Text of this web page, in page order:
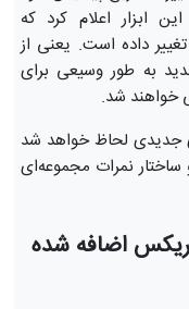
سال 2020 بود که این ابزار اعلام کرد که
PageSpeed/Yslow را به Lighthouse تغییر داده است. یعنی از
به طور وسیعی برای
خواهند شد.
جدیدی لحاظ خواهد شد
نمرات مجموعه‌ای
اضافه شده